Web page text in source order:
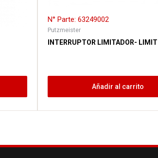
N° Parte: 63249002
Putzmeister
INTERRUPTOR LIMITADOR-
Añadir al carrito